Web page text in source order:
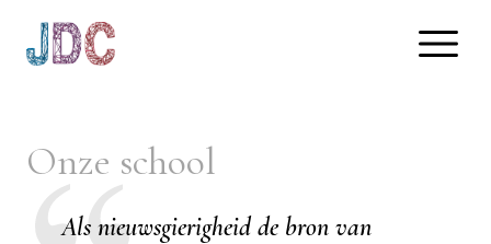
Onze school
Als nieuwsgierigheid de bron van